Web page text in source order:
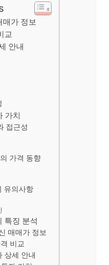
가 정보
교
안내
가치
접근성
가격 동향
유의사항
특징 분석
매매가 정보
비교
상세 안내